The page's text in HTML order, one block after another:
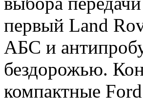
первый Land
АБС и
бездорожью.
компактные